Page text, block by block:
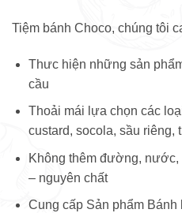
Tiệm bánh Choco, chúng tôi
Thưc hiện những sản
cầu
Thoải mái lựa chọn các
custard, socola, sầu riêng,
Không thêm đường, nước,
– nguyên chất
Cung cấp Sản phẩm